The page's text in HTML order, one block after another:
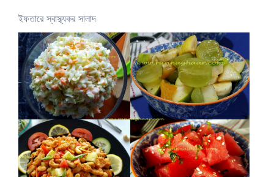
ইফতারে স্বাস্থ্যকর সালাদ